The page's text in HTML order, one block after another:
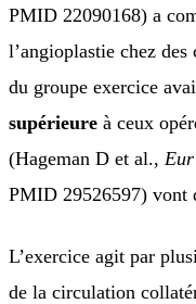
PMID 22090168) a
l’angioplastie chez
du groupe exercice
supérieure à ceux
(Hageman D et al.,
PMID 29526597) vont
L’exercice agit par
de la circulation